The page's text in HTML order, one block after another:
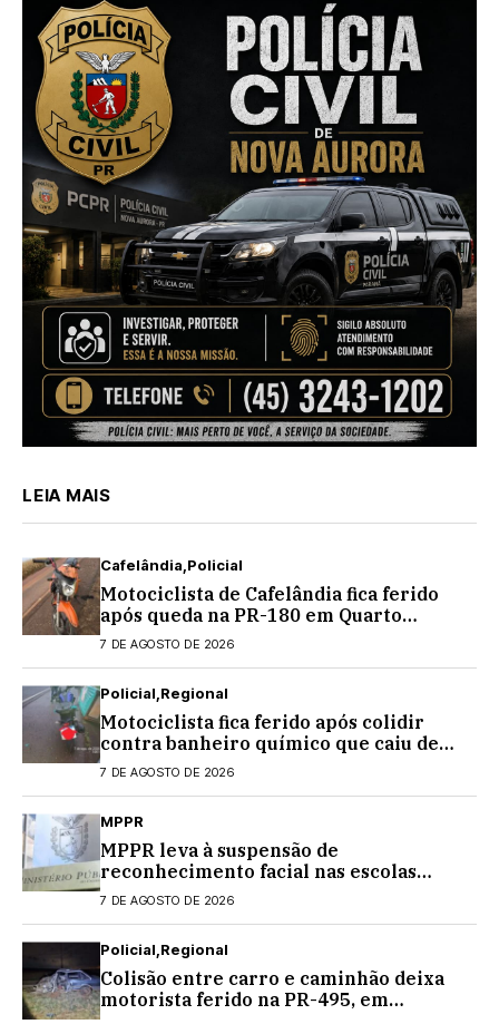
LEIA MAIS
Cafelândia Policial
Motociclista de Cafelândia fica ferido
após queda na PR-180 em Quarto
Centenário
7 DE AGOSTO DE 2026
Policial Regional
Motociclista fica ferido após colidir
contra banheiro químico que caiu de
caminhão na PRC-467, em Cascavel
7 DE AGOSTO DE 2026
MPPR
MPPR leva à suspensão de
reconhecimento facial nas escolas
estaduais
7 DE AGOSTO DE 2026
Policial Regional
Colisão entre carro e caminhão deixa
motorista ferido na PR-495, em